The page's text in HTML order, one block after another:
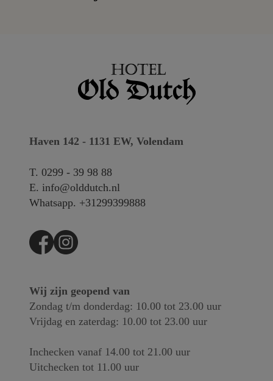
Haven 142 - 1131 EW, Volendam
T. 0299 - 39 98 88
E. info@olddutch.nl
Whatsapp. +31299399888
Wij zijn geopend van
Zondag t/m donderdag: 10.00 tot 23.00 uur
Vrijdag en zaterdag: 10.00 tot 23.00 uur
Inchecken vanaf 14.00 tot 21.00 uur
Uitchecken tot 11.00 uur